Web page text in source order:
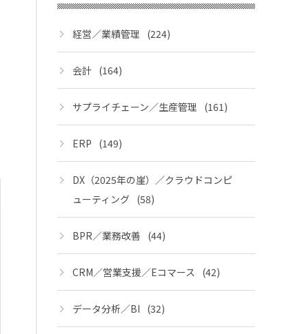
経営／業績管理 (224)
会計 (164)
サプライチェーン／生産管理 (161)
ERP (149)
DX（2025年の崖）／クラウドコンピ
ューティング (58)
BPR／業務改善 (44)
CRM／営業支援／Eコマース (42)
データ分析／BI (32)